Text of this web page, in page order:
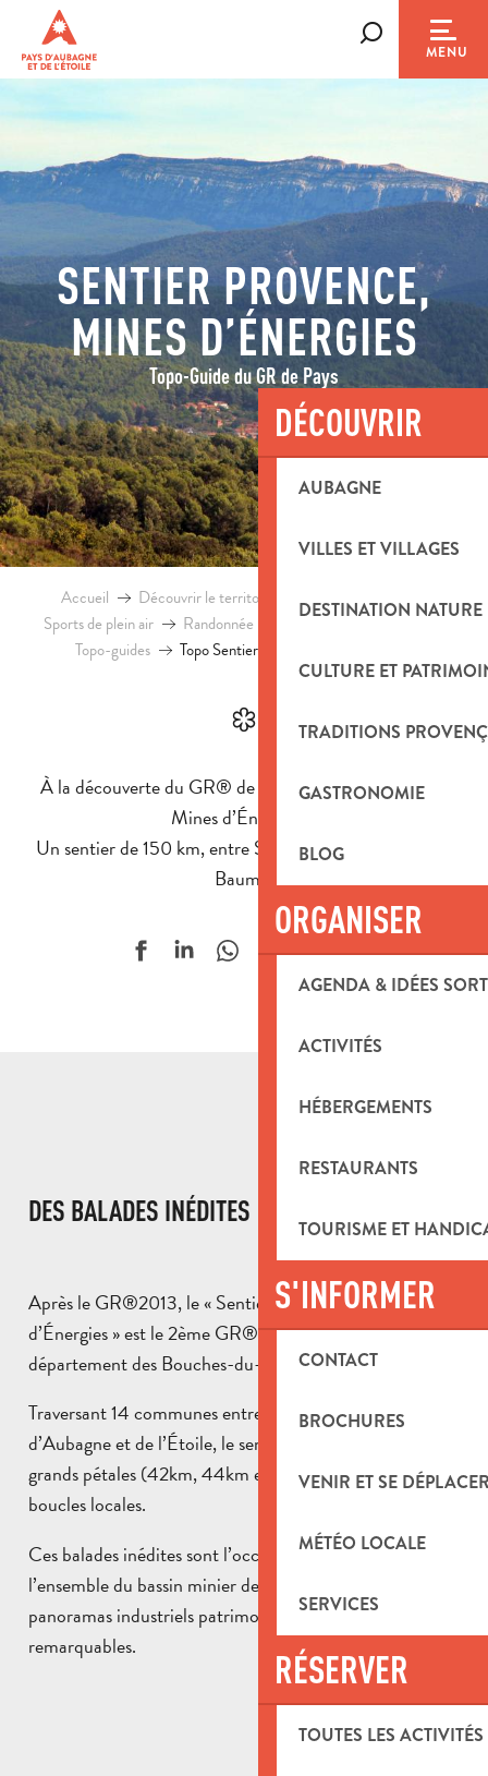
contenu
MENU
DÉCOUVRIR
AUBAGNE
VILLES ET VILLAGES
DESTINATION NATURE
CULTURE ET
TRADITIONS
GASTRONOMIE
BLOG
ORGANISER
AGENDA & IDÉES
ACTIVITÉS
HÉBERGEMENTS
RESTAURANTS
TOURISME ET
S'INFORMER
CONTACT
BROCHURES
VENIR ET SE
MÉTÉO LOCALE
SERVICES
RÉSERVER
TOUTES LES ACTIVITÉS
SENTIER PROVENCE,
MINES D’ÉNERGIES
Topo-Guide du GR de Pays
Accueil Découvrir le territoire
Patrimoine naturel
Sports de plein air
Randonnée
Itinéraires de randonnées
Topo-guides
Topo Sentier Provence, Mines d’Énergies
À la découverte du GR® de Pays « Sentier Provence,
Mines d’Énergies ».
Un sentier de 150 km, entre Sainte-Victoire et Sainte-
Baume.
Ajouter aux
DES BALADES INÉDITES
Après le GR®2013, le « Sentier Provence, Mines
d’Énergies » est le 2ème GR® de Pays créé dans le
département des Bouches-du-Rhône.
Traversant 14 communes entre le Pays d’Aix et le Pays
d’Aubagne et de l’Étoile, le sentier est découpé en 3
grands pétales (42km, 44km et 65km) complétés de 13
boucles locales.
Ces balades inédites sont l’occasion de sillonner
l’ensemble du bassin minier de Provence entre
panoramas industriels patrimoniaux et paysages naturels
remarquables.